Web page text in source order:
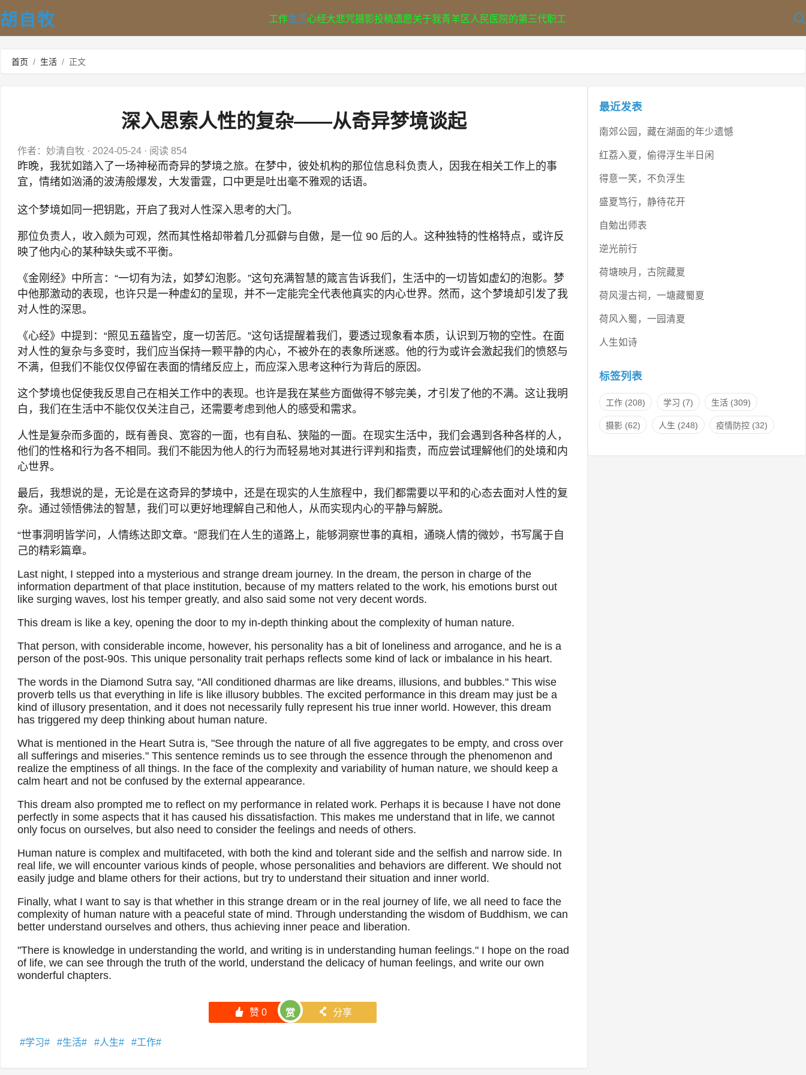
胡自牧 工作生活心经大悲咒摄影投稿遗愿关于我青羊区人民医院的第三代职工
首页 / 生活 / 正文
深入思索人性的复杂——从奇异梦境谈起
作者：妙清自牧 · 2024-05-24 · 阅读 854
昨晚，我犹如踏入了一场神秘而奇异的梦境之旅。在梦中，彼处机构的那位信息科负责人，因我在相关工作上的事
宜，情绪如汹涌的波涛般爆发，大发雷霆，口中更是吐出毫不雅观的话语。
这个梦境如同一把钥匙，开启了我对人性深入思考的大门。
那位负责人，收入颇为可观，然而其性格却带着几分孤僻与自傲，是一位 90 后的人。这种独特的性格特点，或许反
映了他内心的某种缺失或不平衡。
《金刚经》中所言：“一切有为法，如梦幻泡影。”这句充满智慧的箴言告诉我们，生活中的一切皆如虚幻的泡影。梦
中他那激动的表现，也许只是一种虚幻的呈现，并不一定能完全代表他真实的内心世界。然而，这个梦境却引发了我
对人性的深思。
《心经》中提到：“照见五蕴皆空，度一切苦厄。”这句话提醒着我们，要透过现象看本质，认识到万物的空性。在面
对人性的复杂与多变时，我们应当保持一颗平静的内心，不被外在的表象所迷惑。他的行为或许会激起我们的愤怒与
不满，但我们不能仅仅停留在表面的情绪反应上，而应深入思考这种行为背后的原因。
这个梦境也促使我反思自己在相关工作中的表现。也许是我在某些方面做得不够完美，才引发了他的不满。这让我明
白，我们在生活中不能仅仅关注自己，还需要考虑到他人的感受和需求。
人性是复杂而多面的，既有善良、宽容的一面，也有自私、狭隘的一面。在现实生活中，我们会遇到各种各样的人，
他们的性格和行为各不相同。我们不能因为他人的行为而轻易地对其进行评判和指责，而应尝试理解他们的处境和内
心世界。
最后，我想说的是，无论是在这奇异的梦境中，还是在现实的人生旅程中，我们都需要以平和的心态去面对人性的复
杂。通过领悟佛法的智慧，我们可以更好地理解自己和他人，从而实现内心的平静与解脱。
“世事洞明皆学问，人情练达即文章。”愿我们在人生的道路上，能够洞察世事的真相，通晓人情的微妙，书写属于自
己的精彩篇章。
Last night, I stepped into a mysterious and strange dream journey. In the dream, the person in charge of the
information department of that place institution, because of my matters related to the work, his emotions burst out
like surging waves, lost his temper greatly, and also said some not very decent words.
This dream is like a key, opening the door to my in-depth thinking about the complexity of human nature.
That person, with considerable income, however, his personality has a bit of loneliness and arrogance, and he is a
person of the post-90s. This unique personality trait perhaps reflects some kind of lack or imbalance in his heart.
The words in the Diamond Sutra say, "All conditioned dharmas are like dreams, illusions, and bubbles." This wise
proverb tells us that everything in life is like illusory bubbles. The excited performance in this dream may just be a
kind of illusory presentation, and it does not necessarily fully represent his true inner world. However, this dream
has triggered my deep thinking about human nature.
What is mentioned in the Heart Sutra is, "See through the nature of all five aggregates to be empty, and cross over
all sufferings and miseries." This sentence reminds us to see through the essence through the phenomenon and
realize the emptiness of all things. In the face of the complexity and variability of human nature, we should keep a
calm heart and not be confused by the external appearance.
This dream also prompted me to reflect on my performance in related work. Perhaps it is because I have not done
perfectly in some aspects that it has caused his dissatisfaction. This makes me understand that in life, we cannot
only focus on ourselves, but also need to consider the feelings and needs of others.
Human nature is complex and multifaceted, with both the kind and tolerant side and the selfish and narrow side. In
real life, we will encounter various kinds of people, whose personalities and behaviors are different. We should not
easily judge and blame others for their actions, but try to understand their situation and inner world.
Finally, what I want to say is that whether in this strange dream or in the real journey of life, we all need to face the
complexity of human nature with a peaceful state of mind. Through understanding the wisdom of Buddhism, we can
better understand ourselves and others, thus achieving inner peace and liberation.
"There is knowledge in understanding the world, and writing is in understanding human feelings." I hope on the road
of life, we can see through the truth of the world, understand the delicacy of human feelings, and write our own
wonderful chapters.
󰄼 赞0 赏 󰄯 分享
学习 生活 人生 工作
最近发表
南郊公园，藏在湖面的年少遗憾
红荔入夏，偷得浮生半日闲
得意一笑，不负浮生
盛夏笃行，静待花开
自勉出师表
逆光前行
荷塘映月，古院藏夏
荷风漫古祠，一塘藏蜀夏
荷风入蜀，一园清夏
人生如诗
标签列表
工作(208) 学习 (7) 生活(309)
摄影(62) 人生 (248) 疫情防控(32)